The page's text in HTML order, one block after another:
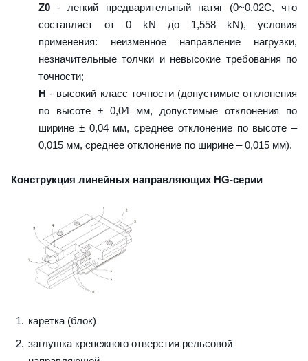
Z0 - легкий предварительный натяг (0~0,02C, что
составляет от 0 kN до 1,558 kN), условия
применения: неизменное направление нагрузки,
незначительные толчки и невысокие требования по
точности;
H - высокий класс точности (допустимые отклонения
по высоте ± 0,04 мм, допустимые отклонения по
ширине ± 0,04 мм, среднее отклонение по высоте –
0,015 мм, среднее отклонение по ширине – 0,015 мм).
Конструкция линейных направляющих HG-серии
каретка (блок)
заглушка крепежного отверстия рельсовой